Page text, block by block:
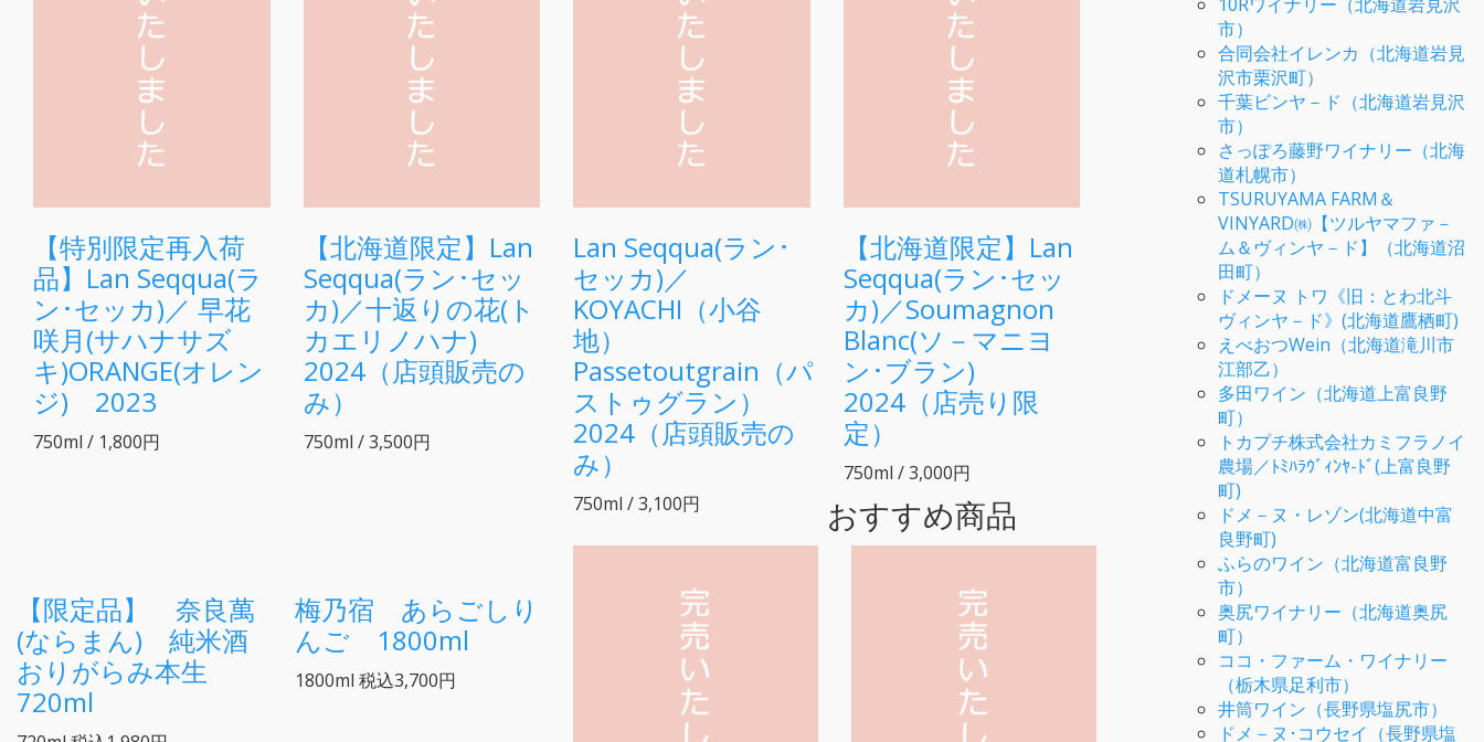
【特別限定再入荷
品】Lan Seqqua(ラ
ン･セッカ)／ 早花
咲月(サハナサズ
キ)ORANGE(オレン
ジ) 2023
750ml / 1,800円
【北海道限定】Lan
Seqqua(ラン･セッ
カ)／十返りの花(ト
カエリノハナ)
2024（店頭販売の
み）
750ml / 3,500円
Lan Seqqua(ラン･
セッカ)／
KOYACHI（小谷
地）
Passetoutgrain（パ
ストゥグラン）
2024（店頭販売の
み）
750ml / 3,100円
【北海道限定】Lan
Seqqua(ラン･セッ
カ)／Soumagnon
Blanc(ソ－マニヨ
ン･ブラン)
2024（店売り限
定）
750ml / 3,000円
おすすめ商品
【限定品】 奈良萬
(ならまん) 純米酒
おりがらみ本生
720ml
梅乃宿 あらごしり
んご 1800ml
1800ml 税込3,700円
市）
合同会社イレンカ（北海道岩見
沢市栗沢町）
千葉ビンヤ－ド（北海道岩見沢
市）
さっぽろ藤野ワイナリー（北海
道札幌市）
TSURUYAMA FARM＆
VINYARD㈱【ツルヤマファ－
ム＆ヴィンヤ－ド】（北海道沼
田町）
ドメーヌ トワ《旧：とわ北斗
ヴィンヤ－ド》(北海道鷹栖町)
えべおつWein（北海道滝川市
江部乙）
多田ワイン（北海道上富良野
町）
トカプチ株式会社カミフラノイ
農場／ﾄﾐﾊﾗｳﾞｨﾝﾔ-ﾄﾞ(上富良野
町)
ドメ－ヌ・レゾン(北海道中富
良野町)
ふらのワイン（北海道富良野
市）
奥尻ワイナリー（北海道奥尻
町）
ココ・ファーム・ワイナリー
（栃木県足利市）
井筒ワイン（長野県塩尻市）
ドメ－ヌ･コウセイ（長野県塩